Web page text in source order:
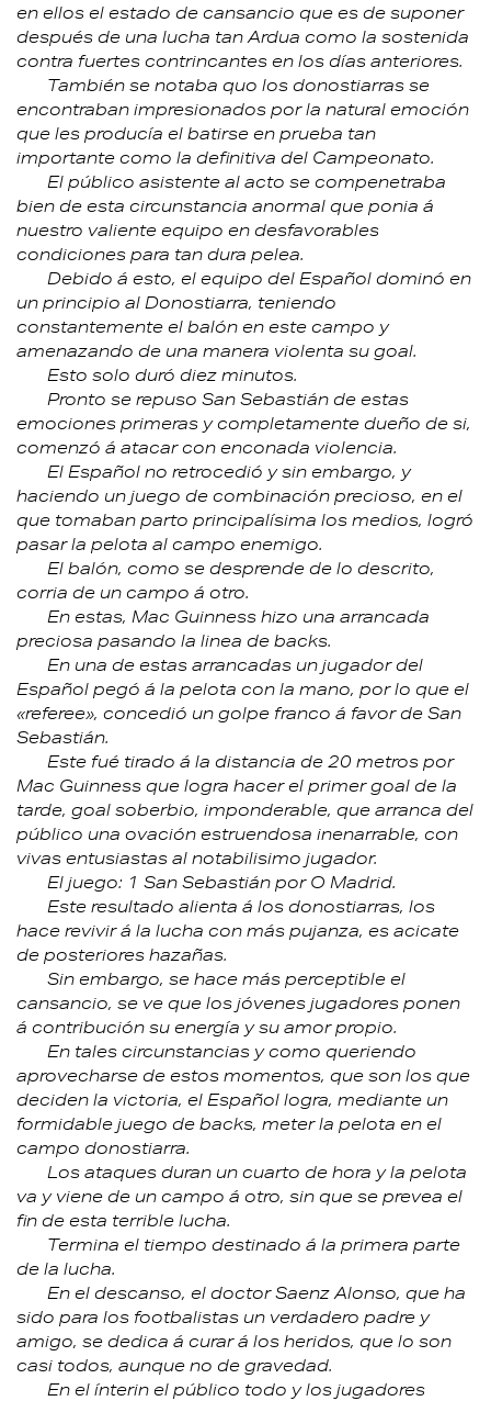
en ellos el estado de cansancio que es de suponer
después de una lucha tan Ardua como la sostenida
contra fuertes contrincantes en los días anteriores.
También se notaba quo los donostiarras se
encontraban impresionados por la natural emoción
que les producía el batirse en prueba tan
importante como la definitiva del Campeonato.
El público asistente al acto se compenetraba
bien de esta circunstancia anormal que ponia á
nuestro valiente equipo en desfavorables
condiciones para tan dura pelea.
Debido á esto, el equipo del Español dominó en
un principio al Donostiarra, teniendo
constantemente el balón en este campo y
amenazando de una manera violenta su goal.
Esto solo duró diez minutos.
Pronto se repuso San Sebastián de estas
emociones primeras y completamente dueño de si,
comenzó á atacar con enconada violencia.
El Español no retrocedió y sin embargo, y
haciendo un juego de combinación precioso, en el
que tomaban parto principalísima los medios, logró
pasar la pelota al campo enemigo.
El balón, como se desprende de lo descrito,
corria de un campo á otro.
En estas, Mac Guinness hizo una arrancada
preciosa pasando la linea de backs.
En una de estas arrancadas un jugador del
Español pegó á la pelota con la mano, por lo que el
«referee», concedió un golpe franco á favor de San
Sebastián.
Este fué tirado á la distancia de 20 metros por
Mac Guinness que logra hacer el primer goal de la
tarde, goal soberbio, imponderable, que arranca del
público una ovación estruendosa inenarrable, con
vivas entusiastas al notabilisimo jugador.
El juego: 1 San Sebastián por O Madrid.
Este resultado alienta á los donostiarras, los
hace revivir á la lucha con más pujanza, es acicate
de posteriores hazañas.
Sin embargo, se hace más perceptible el
cansancio, se ve que los jóvenes jugadores ponen
á contribución su energía y su amor propio.
En tales circunstancias y como queriendo
aprovecharse de estos momentos, que son los que
deciden la victoria, el Español logra, mediante un
formidable juego de backs, meter la pelota en el
campo donostiarra.
Los ataques duran un cuarto de hora y la pelota
va y viene de un campo á otro, sin que se prevea el
fin de esta terrible lucha.
Termina el tiempo destinado á la primera parte
de la lucha.
En el descanso, el doctor Saenz Alonso, que ha
sido para los footbalistas un verdadero padre y
amigo, se dedica á curar á los heridos, que lo son
casi todos, aunque no de gravedad.
En el ínterin el público todo y los jugadores